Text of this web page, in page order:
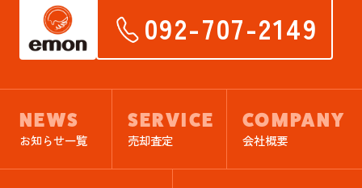
092-707-2149
NEWS
お知らせ一覧
SERVICE
売却査定
COMPANY
会社概要